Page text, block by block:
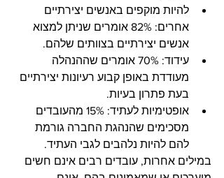
להיות מוקפים באנשים יצירתיים
אחרים: 82% אומרים שניתן למצוא
אנשים יצירתיים בצוותים שלהם.
עידוד: 70% אומרים שההנהלה
מעודדת באופן קבוע רעיונות יצירתיים
בעת פתרון בעיות.
אופטימיות לעתיד: 15% מהעובדים
מסכימים שהנהגת החברה גורמת
להם להיות נלהבים לגבי העתיד.
במילים אחרות, עובדים רבים אינם חשים